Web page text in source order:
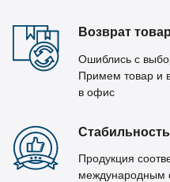
Возврат
Ошиблись с
Примем товар и
в офис
Продукция
международным